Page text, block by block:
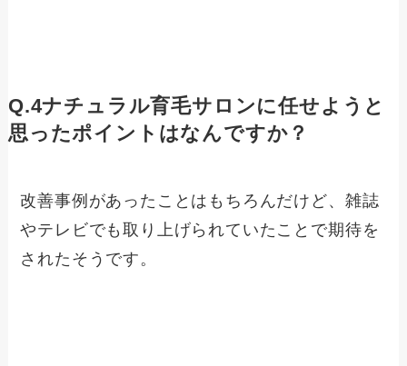
Q.4ナチュラル育毛サロンに任せようと
思ったポイントはなんですか？
改善事例があったことはもちろんだけど、雑誌
やテレビでも取り上げられていたことで期待を
されたそうです。